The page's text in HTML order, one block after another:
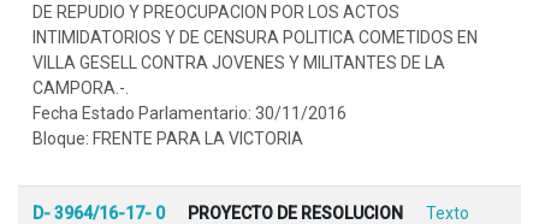
DE REPUDIO Y PREOCUPACION POR LOS ACTOS
INTIMIDATORIOS Y DE CENSURA POLITICA COMETIDOS EN
VILLA GESELL CONTRA JOVENES Y MILITANTES DE LA
CAMPORA.-.
Fecha Estado Parlamentario: 30/11/2016
Bloque: FRENTE PARA LA VICTORIA
D- 3964/16-17- 0 PROYECTO DE RESOLUCION
Texto